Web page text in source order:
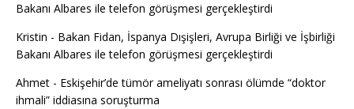
Bakanı Albares ile telefon görüşmesi gerçekleştirdi
Kristin - Bakan Fidan, İspanya Dışişleri, Avrupa Birliği ve İşbirliği
Bakanı Albares ile telefon görüşmesi gerçekleştirdi
Ahmet - Eskişehir’de tümör ameliyatı sonrası ölümde “doktor
ihmali” iddiasına soruşturma